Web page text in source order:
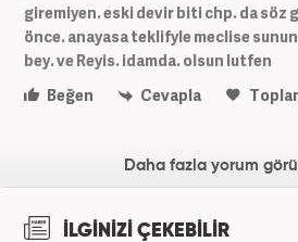
giremiyen. eski devir biti chp. da söz
önce. anayasa teklifyle meclise
bey. ve Reyis. idamda. olsun lutfen
Beğen
Cevapla
Daha fazla yorum
İLGİNİZİ ÇEKEBİLİR